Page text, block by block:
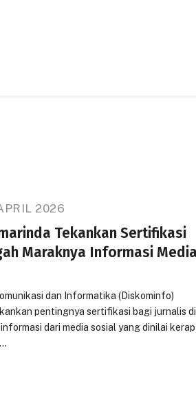
2026
Tekankan Sertifikasi
Maraknya Informasi
dan Informatika (Diskominfo)
pentingnya sertifikasi bagi jurnalis di
dari media sosial yang dinilai kerap